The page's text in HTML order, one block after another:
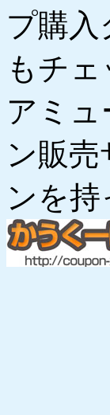
プ購
もチ
アミ
ン販
ンを